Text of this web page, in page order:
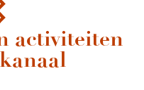
activiteiten